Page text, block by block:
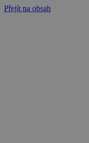
Přejít na obsah